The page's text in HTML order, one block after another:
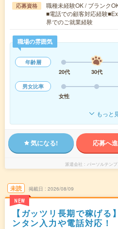
応募資格
職種未経験OK / ブランク
■電話での顧客対応経験
界でのご就業経験
職場の雰囲気
年齢層
20代
30代
男女比率
女性
もっと
気になる! 応募へ
派遣会社 パーソルテン
未読
NEW
掲載日 2026/08/09
【ガッツリ長期で稼げる
ンタン入力や電話対応！